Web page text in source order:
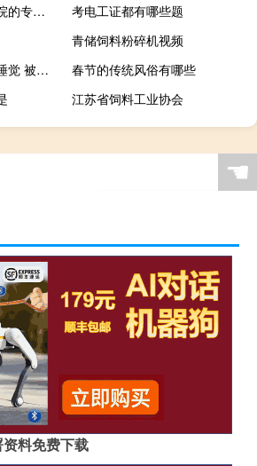
四川西南航空职业学院的专业有哪些
考电工证都有哪些题
青储饲料粉碎机视频
一个寒假校花在宿舍睡觉 被傍边工地的民工偷进强奸了的小说书名
春节的传统风俗有哪些
江苏省饲料工业协会
☚
料免费下载